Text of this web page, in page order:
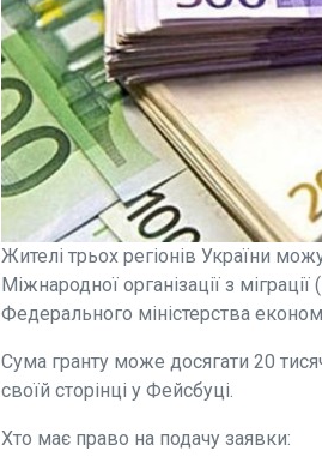
Жителі трьох регіонів України
Міжнародної організації з
Федерального міністерства
Сума гранту може досягати 20
своїй сторінці у Фейсбуці.
Хто має право на подачу заявки: